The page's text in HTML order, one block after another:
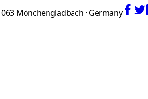
Mönchengladbach · Germany